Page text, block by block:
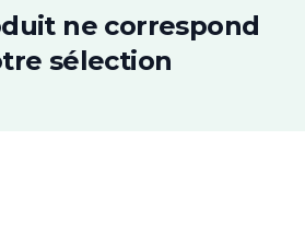
ne correspond
sélection